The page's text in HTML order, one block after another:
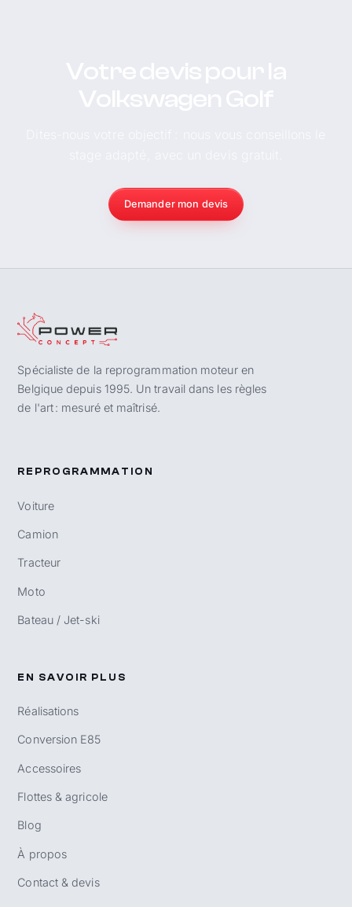
Demander mon devis
Spécialiste de la reprogrammation moteur en
Belgique depuis 1995. Un travail dans les règles
de l'art : mesuré et maîtrisé.
REPROGRAMMATION
Voiture
Camion
Tracteur
Moto
Bateau / Jet-ski
EN SAVOIR PLUS
Réalisations
Conversion E85
Accessoires
Flottes & agricole
Blog
À propos
Contact & devis